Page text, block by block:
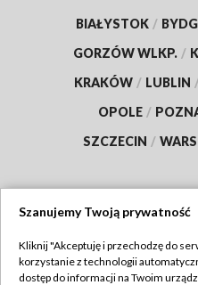
BIAŁYSTOK /
GORZÓW WLKP. /
KRAKÓW / LUBLIN
OPOLE /
SZCZECIN /
Szanujemy Twoją prywatność
Kliknij "Akceptuję i przechodzę do
korzystanie z technologii
dostęp do informacji na Twoim